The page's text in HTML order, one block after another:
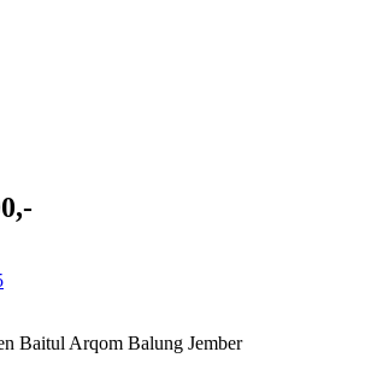
Baitul Arqom Balung Jember